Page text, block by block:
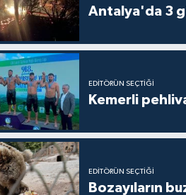
Antalya'da 3
EDITÖRÜN SEÇTIĞI
Kemerli
EDITÖRÜN SEÇTIĞI
Bozayıların